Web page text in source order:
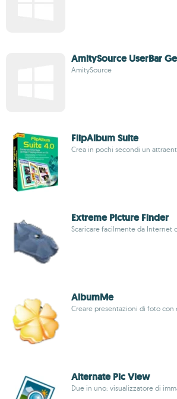
AmitySource UserBar
AmitySource
FlipAlbum Suite
Crea in pochi secondi un
Extreme Picture Finder
Scaricare facilmente da Internet
AlbumMe
Creare presentazioni di foto
Alternate Pic View
Due in uno: visualizzatore di